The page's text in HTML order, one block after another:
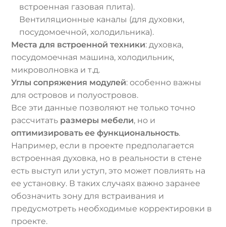
встроенная газовая плита).
Вентиляционные каналы (для духовки,
посудомоечной, холодильника).
Места для встроенной техники: духовка,
посудомоечная машина, холодильник,
микроволновка и т.д.
Углы сопряжения модулей: особенно важны
для островов и полуостровов.
Все эти данные позволяют не только точно
рассчитать размеры мебели, но и
оптимизировать ее функциональность.
Например, если в проекте предполагается
встроенная духовка, но в реальности в стене
есть выступ или уступ, это может повлиять на
ее установку. В таких случаях важно заранее
обозначить зону для встраивания и
предусмотреть необходимые корректировки в
проекте.